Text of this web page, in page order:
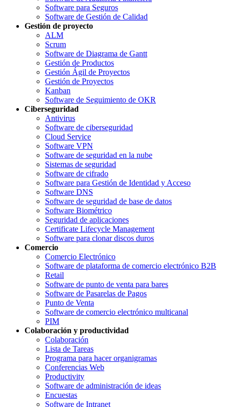
Software para Seguros
Software de Gestión de Calidad
Gestión de proyecto
ALM
Scrum
Software de Diagrama de Gantt
Gestión de Productos
Gestión Ágil de Proyectos
Gestión de Proyectos
Kanban
Software de Seguimiento de OKR
Ciberseguridad
Antivirus
Software de ciberseguridad
Cloud Service
Software VPN
Software de seguridad en la nube
Sistemas de seguridad
Software de cifrado
Software para Gestión de Identidad y Acceso
Software DNS
Software de seguridad de base de datos
Software Biométrico
Seguridad de aplicaciones
Certificate Lifecycle Management
Software para clonar discos duros
Comercio
Comercio Electrónico
Software de plataforma de comercio electrónico B2B
Retail
Software de punto de venta para bares
Software de Pasarelas de Pagos
Punto de Venta
Software de comercio electrónico multicanal
PIM
Colaboración y productividad
Colaboración
Lista de Tareas
Programa para hacer organigramas
Conferencias Web
Productivity
Software de administración de ideas
Encuestas
Software de Intranet